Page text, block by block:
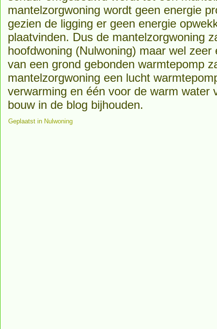
mantelzorgwoning wordt geen energie
gezien de ligging er geen energie
plaatvinden. Dus de mantelzorgwoning
hoofdwoning (Nulwoning) maar wel
van een grond gebonden warmtepomp
mantelzorgwoning een lucht
verwarming en één voor de warm water
bouw in de blog bijhouden.
Geplaatst in Nulwoning